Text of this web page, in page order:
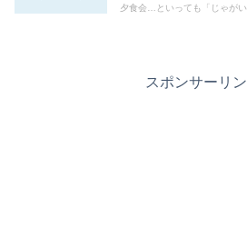
夕食会…といっても「じゃがい
スポンサーリ